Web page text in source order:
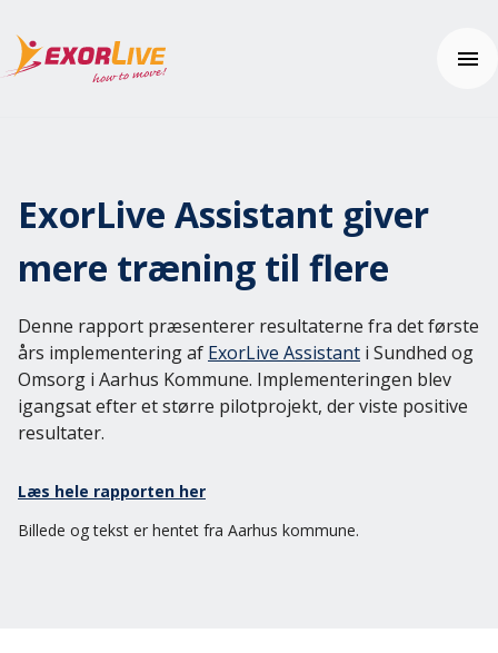
Klinik
Uddannelse
Ressourcer
Nyheder
Kundehistorier
Tema: Digital hjemmeopfølgning
Fagartikler og øvelser
Integrationer
Effektberegneren
ExorLive Research
Kom i gang
Ofte stillede spørgsmål
Hjælpecenter
Kontakt os
Pris
Log ind
ExorLive Assistant giver
mere træning til flere
Denne rapport præsenterer resultaterne fra det første
års implementering af ExorLive Assistant i Sundhed og
Omsorg i Aarhus Kommune. Implementeringen blev
igangsat efter et større pilotprojekt, der viste positive
resultater.
Læs hele rapporten her
Billede og tekst er hentet fra Aarhus kommune.